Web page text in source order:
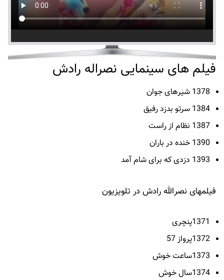
فیلم های سینمایی نصراله رادش
1378 شیرهای جوان
1384 سرتو بدزد رفیق
1387 نظام از راست
1390 خنده در باران
1393 دزدی که برای شام آمد
فیلمهای نصرالله رادش در تلویزیون
1371پنچری
1372پرواز 57
1373ساعت خوش
1374سال خوش